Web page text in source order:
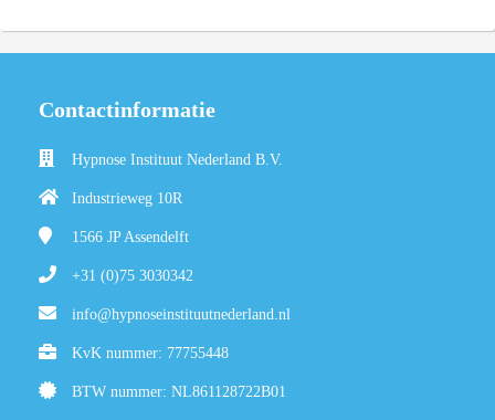
Contactinformatie
Hypnose Instituut Nederland B.V.
Industrieweg 10R
1566 JPAssendelft
+31 (0)75 3030342
info@hypnoseinstituutnederland.nl
KvK nummer: 77755448
BTW nummer: NL861128722B01